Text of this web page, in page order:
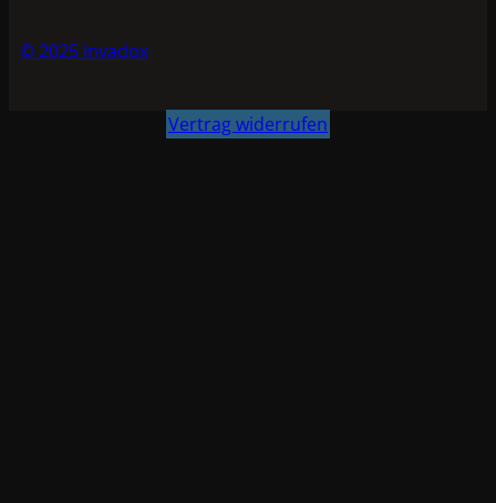
© 2025 Invadox
Vertrag widerrufen